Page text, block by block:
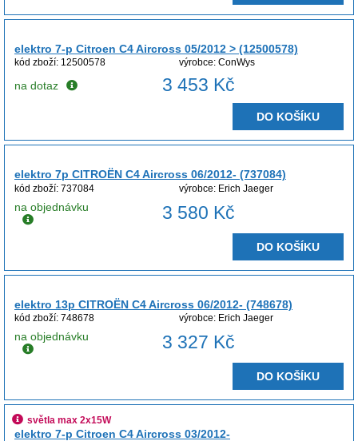
elektro 7-p Citroen C4 Aircross 05/2012 > (12500578)
kód zboží: 12500578 výrobce: ConWys
na dotaz 3 453 Kč
DO KOŠÍKU
elektro 7p CITROËN C4 Aircross 06/2012- (737084)
kód zboží: 737084 výrobce: Erich Jaeger
na objednávku 3 580 Kč
DO KOŠÍKU
elektro 13p CITROËN C4 Aircross 06/2012- (748678)
kód zboží: 748678 výrobce: Erich Jaeger
na objednávku 3 327 Kč
DO KOŠÍKU
elektro 7-p Citroen C4 Aircross 03/2012-
světla max 2x15W